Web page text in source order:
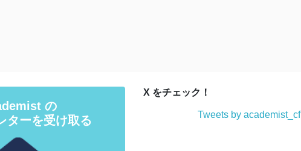
の
ターを受け取る
X をチェック！
Tweets by academist_cf